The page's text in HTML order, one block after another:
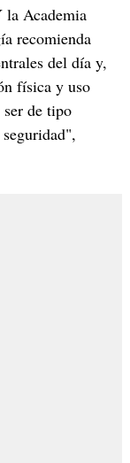
la Academia
recomienda
del día y,
física y uso
ser de tipo